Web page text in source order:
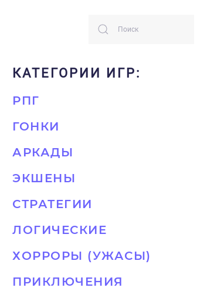
КАТЕГОРИИ ИГР:
РПГ
ГОНКИ
АРКАДЫ
ЭКШЕНЫ
СТРАТЕГИИ
ЛОГИЧЕСКИЕ
ХОРРОРЫ (УЖАСЫ)
ПРИКЛЮЧЕНИЯ